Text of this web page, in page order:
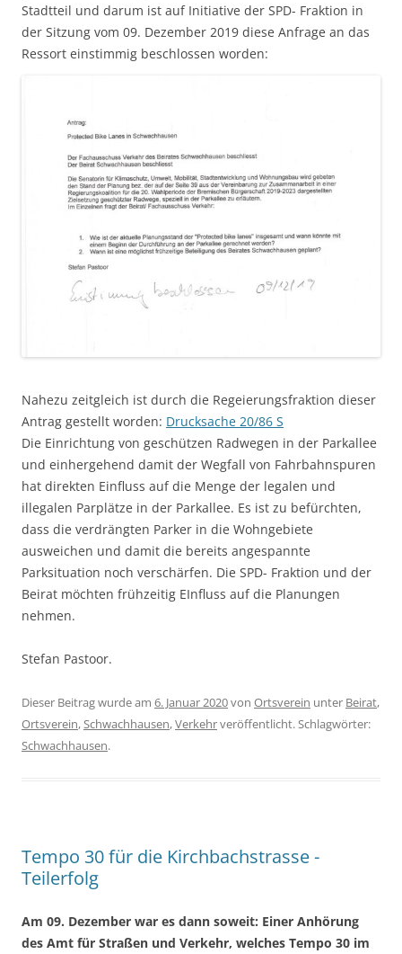
Stadtteil und darum ist auf Initiative der SPD- Fraktion in
der Sitzung vom 09. Dezember 2019 diese Anfrage an das
Ressort einstimmig beschlossen worden:
Nahezu zeitgleich ist durch die Regeierungsfraktion dieser
Antrag gestellt worden: Drucksache 20/86 S
Die Einrichtung von geschützen Radwegen in der Parkallee
und einhergehend damit der Wegfall von Fahrbahnspuren
hat direkten Einfluss auf die Menge der legalen und
illegalen Parplätze in der Parkallee. Es ist zu befürchten,
dass die verdrängten Parker in die Wohngebiete
ausweichen und damit die bereits angespannte
Parksituation noch verschärfen. Die SPD- Fraktion und der
Beirat möchten frühzeitig EInfluss auf die Planungen
nehmen.
Stefan Pastoor.
Dieser Beitrag wurde am 6. Januar 2020von Ortsverein unter Beirat,
Ortsverein,Schwachhausen,Verkehrveröffentlicht. Schlagwörter:
Schwachhausen.
Tempo 30 für die Kirchbachstrasse -
Teilerfolg
Am 09. Dezember war es dann soweit: Einer Anhörung
des Amt für Straßen und Verkehr, welches Tempo 30 im